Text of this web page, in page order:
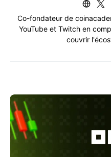
Co-fondateur de
YouTube et Twitch en
couvrir